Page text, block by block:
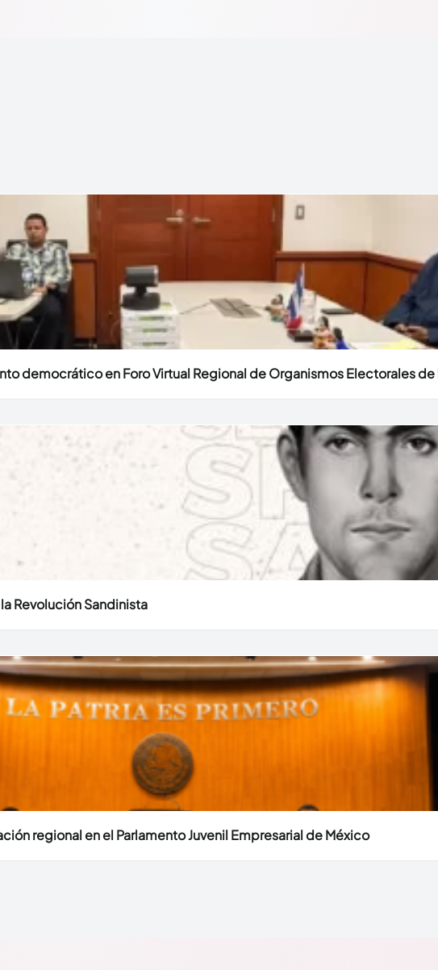
democrático en Foro Virtual Regional de Organismos Electorales de
Revolución Sandinista
regional en el Parlamento Juvenil Empresarial de México